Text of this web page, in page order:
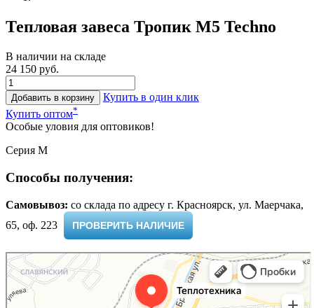
Тепловая завеса Тропик М5 Techno
В наличии на складе
24 150 руб.
Добавить в корзину
Купить в один клик
Купить оптом*
Особые уловия для оптовиков!
Серия М
Способы получения:
Самовывоз: cо склада по адресу г. Красноярск, ул. Маерчака,
65, оф. 223 ​
ПРОВЕРИТЬ НАЛИЧИЕ